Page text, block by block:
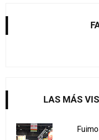
LAS MÁS